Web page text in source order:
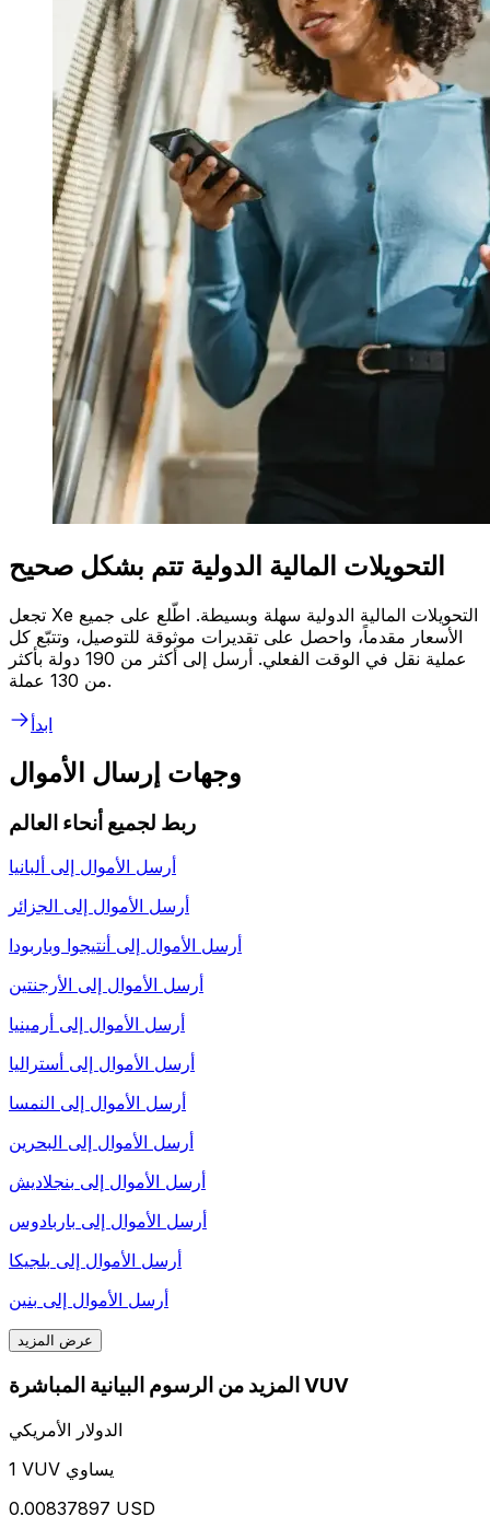
التحويلات المالية الدولية تتم بشكل صحيح
تجعل Xe التحويلات المالية الدولية سهلة وبسيطة. اطّلع على جميع
الأسعار مقدماً، واحصل على تقديرات موثوقة للتوصيل، وتتبّع كل
عملية نقل في الوقت الفعلي. أرسل إلى أكثر من 190 دولة بأكثر
من 130 عملة.
ابدأ
وجهات إرسال الأموال
ربط لجميع أنحاء العالم
أرسل الأموال إلى ألبانيا
أرسل الأموال إلى الجزائر
أرسل الأموال إلى أنتيجوا وباربودا
أرسل الأموال إلى الأرجنتين
أرسل الأموال إلى أرمينيا
أرسل الأموال إلى أستراليا
أرسل الأموال إلى النمسا
أرسل الأموال إلى البحرين
أرسل الأموال إلى بنجلاديش
أرسل الأموال إلى باربادوس
أرسل الأموال إلى بلجيكا
أرسل الأموال إلى بنين
عرض المزيد
المزيد من الرسوم البيانية المباشرة VUV
الدولار الأمريكي
1 VUV يساوي
0.00837897 USD